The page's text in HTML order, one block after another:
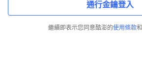
通行金鑰登入
繼續即表示您同意酷澎的使用條款和